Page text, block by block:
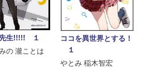
生!!!!! １
の 瀧ことは
ココを異世界とする！
１
やとみ 稲木智宏